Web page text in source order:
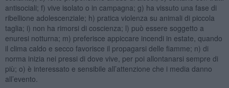
antisociali; f) vive isolato o in campagna; g) ha vissuto una fase di
ribellione adolescenziale; h) pratica violenza su animali di piccola
taglia; i) non ha rimorsi di coscienza; l) può essere soggetto a
enuresi notturna; m) preferisce appiccare incendi in estate, quando
il clima caldo e secco favorisce il propagarsi delle fiamme; n) di
norma inizia nei pressi di dove vive, per poi allontanarsi sempre di
più; o) è interessato e sensibile all’attenzione che i media danno
all’evento.